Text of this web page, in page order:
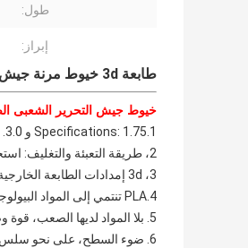
طول:
إبراز:
طابعة 3d خيوط مرنة جيش التحرير الشعبى الصينى 1.75mm 3mm المواد الاستهلاكية البلاستيكية المادة
خيوط جيش التحرير الشعبى
1.Specifications: 1.75 و 3.0.
2، طريقة التعبئة والتغليف: استخدام فراغ حزمة، الوزن الصافي 1.0 كيلوجرام.
3، 3d إمدادات الطابعة الخارجية الكمال دعم جيش التحرير الشعبى الصينى،
4.PLA تنتمي إلى المواد البيولوجية، الذرة تكرير الحبوب، يمكن أن يكون اللون الطبيعي الحل، جرعة لا تؤثر على البيئة.
5. بلا المواد لديها الصعب، قوة وصلابة عالية
6. ضوء السطح، على نحو سلس درجة جيدة جدا. 6، معالجة و لا رائحة.